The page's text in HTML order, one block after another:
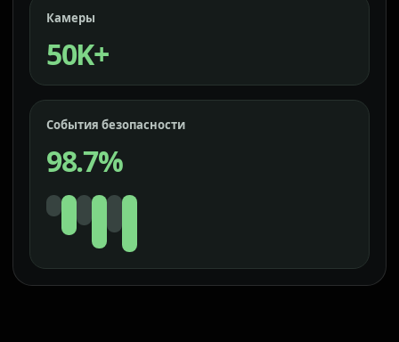
Камеры
50K+
События безопасности
98.7%